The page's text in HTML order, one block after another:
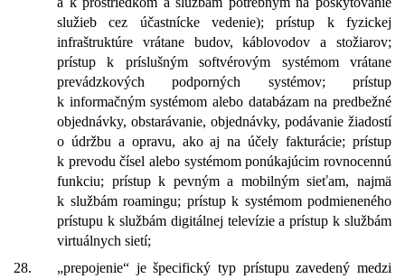
služieb cez účastnícke vedenie); prístup k fyzickej
infraštruktúre vrátane budov, káblovodov a stožiarov;
prístup k príslušným softvérovým systémom vrátane
prevádzkových podporných systémov; prístup
k informačným systémom alebo databázam na predbežné
objednávky, obstarávanie, objednávky, podávanie žiadostí
o údržbu a opravu, ako aj na účely fakturácie; prístup
k prevodu čísel alebo systémom ponúkajúcim rovnocennú
funkciu; prístup k pevným a mobilným sieťam, najmä
k službám roamingu; prístup k systémom podmieneného
prístupu k službám digitálnej televízie a prístup k službám
virtuálnych sietí;
28.
„prepojenie“ je špecifický typ prístupu zavedený medzi